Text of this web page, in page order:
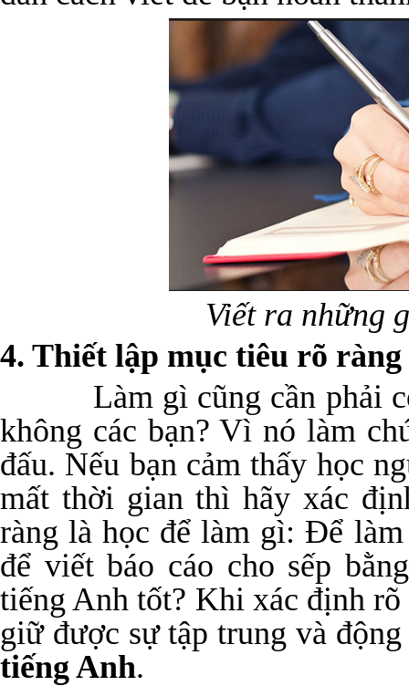
Viết ra những
4. Thiết lập mục tiêu rõ ràng
Làm gì cũng cần phải có
không các bạn? Vì nó làm
đấu. Nếu bạn cảm thấy học
mất thời gian thì hãy xác
ràng là học để làm gì: Để
để viết báo cáo cho sếp
tiếng Anh tốt? Khi xác định
giữ được sự tập trung và
tiếng Anh.